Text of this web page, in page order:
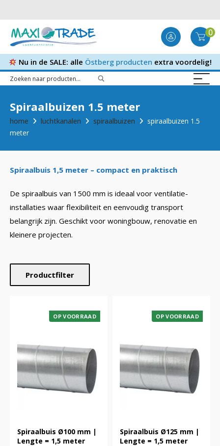
0
Nu in de SALE: alle Östberg producten extra voordelig!
Spiraalbuizen 1.5 meter
home luchtkanalen spiraalbuizen
spiraalbuizen 1.5
meter
Spiraalbuis 1,5 meter – compact en praktisch
De spiraalbuis van 1500 mm is ideaal voor ventilatie-
installaties waar flexibiliteit en eenvoudig transport
belangrijk zijn. Geschikt voor woningbouw, renovatie en
kleinere projecten.
Productfilter
OP VOORRAAD
Spiraalbuis Ø100 mm |
Lengte = 1,5 meter
OP VOORRAAD
Spiraalbuis Ø125 mm |
Lengte = 1,5 meter